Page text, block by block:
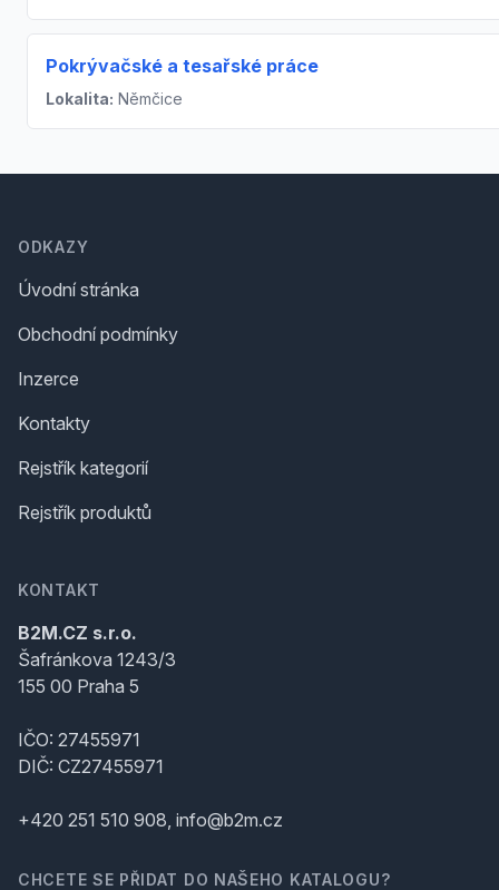
Pokrývačské a tesařské práce
Lokalita: Němčice
ODKAZY
Úvodní stránka
Obchodní podmínky
Inzerce
Kontakty
Rejstřík kategorií
Rejstřík produktů
KONTAKT
B2M.CZ s.r.o.
Šafránkova 1243/3
155 00 Praha 5
IČO: 27455971
DIČ: CZ27455971
+420 251 510 908, info@b2m.cz
CHCETE SE PŘIDAT DO NAŠEHO KATALOGU?